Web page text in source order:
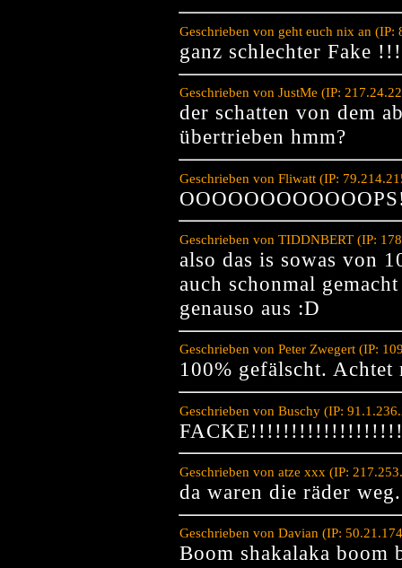
Geschrieben von geht euch nix an
ganz schlechter Fake !!!
Geschrieben von JustMe (IP:
der schatten von dem
übertrieben hmm?
Geschrieben von Fliwatt (IP:
Geschrieben von TIDDNBERT (IP:
also das is sowas von
auch schonmal
genauso aus :D
Geschrieben von Peter Zwegert (IP:
100% gefälscht.
Geschrieben von Buschy (IP:
Geschrieben von atze xxx (IP:
da waren die räder weg.
Geschrieben von Davian (IP:
Boom shakalaka boom